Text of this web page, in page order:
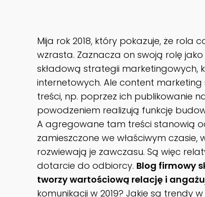
Mija rok 2018, który pokazuje, że
wzrasta. Zaznacza on swoją rolę
składową strategii marketingowych,
internetowych. Ale content
treści, np. poprzez ich publikowanie
powodzeniem realizują funkcję
A agregowane tam treści stanowią
zamieszczone we właściwym
rozwiewają je zawczasu. Są więc
dotarcie do odbiorcy. Blog firmowy
tworzy wartościową relację i
komunikacji w 2019? Jakie są trendy